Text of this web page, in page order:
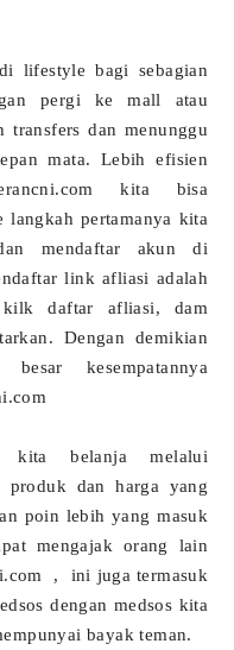
lifestyle bagi sebagian
pergi ke mall atau
transfers dan menunggu
mata. Lebih efisien
kita bisa
langkah pertamanya kita
mendaftar akun di
link afliasi adalah
daftar afliasi, dam
Dengan demikian
kesempatannya
kita belanja melalui
produk dan harga yang
poin lebih yang masuk
mengajak orang lain
,
ini juga termasuk
dengan medsos kita
bayak teman.